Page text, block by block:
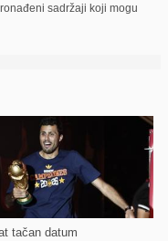
sadržaji koji mogu
tačan datum